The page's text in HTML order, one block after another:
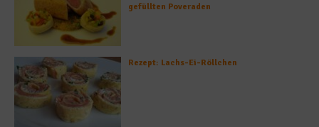
gefüllten Poveraden
Rezept: Lachs-Ei-Röllchen